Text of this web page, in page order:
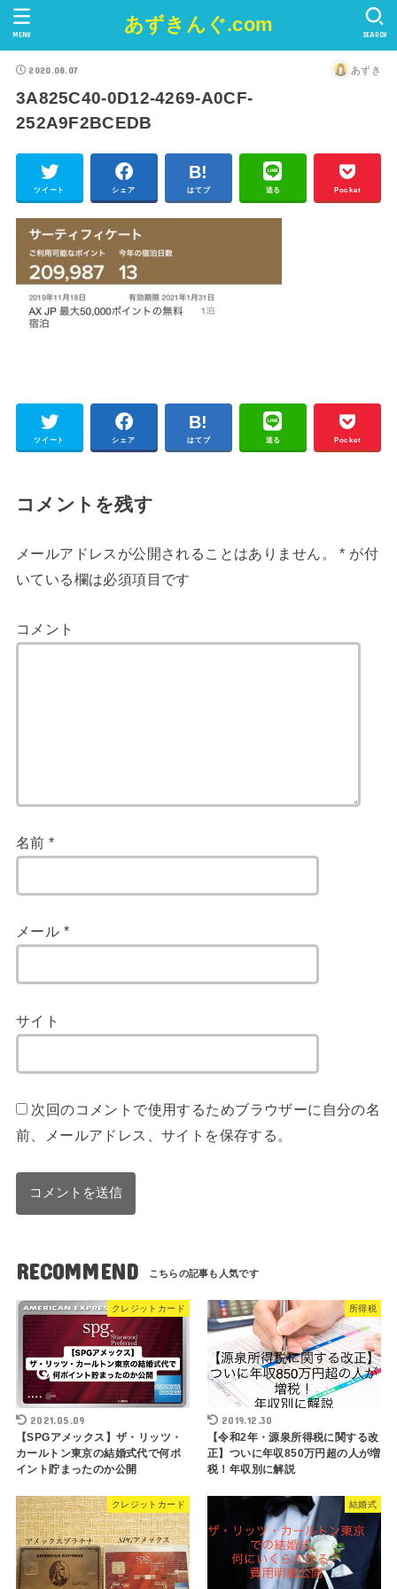
あずきんぐ.com SEARCH
MENU
2020.08.07 あずき
3A825C40-0D12-4269-A0CF-
252A9F2BCEDB
ツイート シェア はてブ 送る Pocket
ツイート シェア はてブ 送る Pocket
コメントを残す
メールアドレスが公開されることはありません。 * が付
いている欄は必須項目です
コメント
名前*
メール *
サイト
次回のコメントで使用するためブラウザーに自分の名
前、メールアドレス、サイトを保存する。
RECOMMEND
クレジットカード
2021.05.09
【SPGアメックス】ザ・リッツ・
カールトン東京の結婚式代で何ポ
イント貯まったのか公開
所得税
2019.12.30
【令和2年・源泉所得税に関する改
正】ついに年収850万円超の人が増
税！年収別に解説
クレジットカード 結婚式